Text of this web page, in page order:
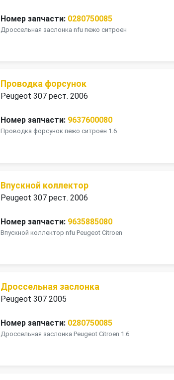
Номер запчасти: 0280750085
Дроссельная заслонка nfu пежо ситроен
Проводка форсунок
Peugeot 307 рест. 2006
Номер запчасти: 9637600080
Проводка форсунок пежо ситроен 1.6
Впускной коллектор
Peugeot 307 рест. 2006
Номер запчасти: 9635885080
Впускной коллектор nfu Peugeot Citroen
Дроссельная заслонка
Peugeot 307 2005
Номер запчасти: 0280750085
Дроссельная заслонка Peugeot Citroen 1.6